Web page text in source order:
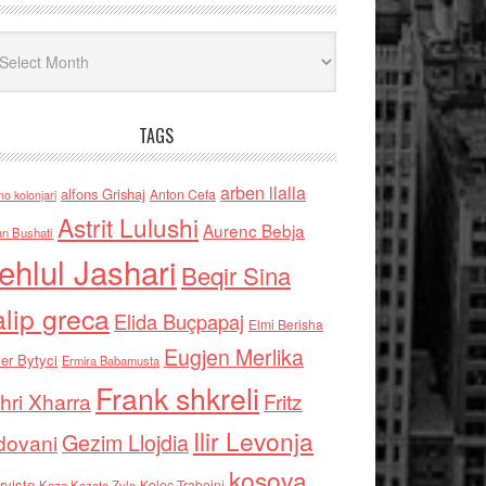
TAGS
kolonjari alfons Grishaj Anton Cefa arben llalla
Bushati Astrit Lulushi Aurenc Bebja
Jashari Beqir Sina
grecaElida Buçpapaj Elmi Berisha
Bytyci Ermira Babamusta Eugjen Merlika
Xharra Frank shkreli Fritz
Gezim Llojdia Ilir Levonja